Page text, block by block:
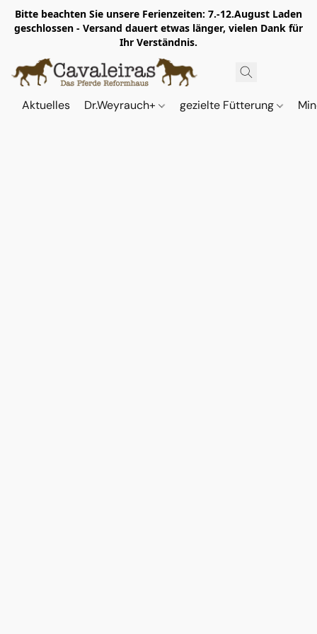
Bitte beachten Sie unsere Ferienzeiten: 7.-12.August Laden
geschlossen - Versand dauert etwas länger, vielen Dank für
Ihr Verständnis.
Aktuelles Dr.Weyrauch+ gezielte Fütterung